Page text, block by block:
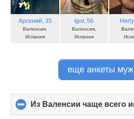
Арсений, 35
Валенсия,
Испания
Igor, 56
Валенсия,
Испания
еще анкеты
Из Валенсии чаще всего